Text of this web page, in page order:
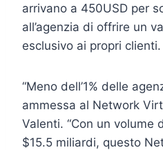
arrivano a 450USD per
all’agenzia di offrire un
esclusivo ai propri clienti.
“Meno dell’1% delle
ammessa al Network
Valenti. “Con un volume
$15.5 miliardi, questo